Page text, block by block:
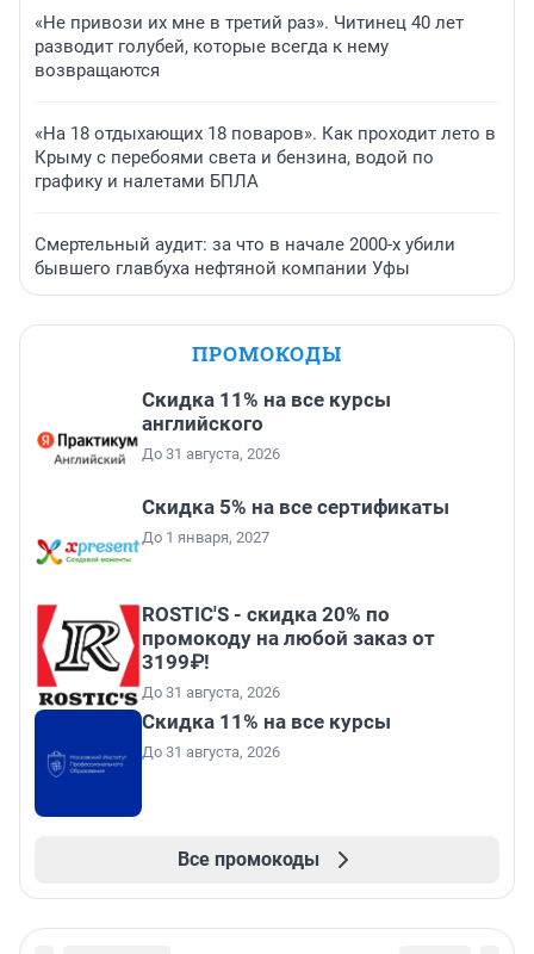
«Не привози их мне в третий раз». Читинец 40 лет
разводит голубей, которые всегда к нему
возвращаются
«На 18 отдыхающих 18 поваров». Как проходит лето в
Крыму с перебоями света и бензина, водой по
графику и налетами БПЛА
Смертельный аудит: за что в начале 2000-х убили
бывшего главбуха нефтяной компании Уфы
ПРОМОКОДЫ
Скидка 11% на все курсы
английского
До 31 августа, 2026
Скидка 5% на все сертификаты
До 1 января, 2027
ROSTIC'S - скидка 20% по
промокоду на любой заказ от
3199₽!
До 31 августа, 2026
Скидка 11% на все курсы
До 31 августа, 2026
Все промокоды